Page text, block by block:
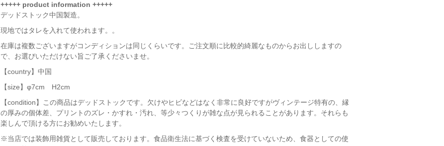
+++++ product information +++++
デッドストック中国製造。
現地ではタレを入れて使われます。。
在庫は複数ございますがコンディションは同じくらいです。ご注文順に比較的綺麗なものからお出ししますの
で、お選びいただけない旨ご了承くださいませ。
【country】中国
【size】φ7cm H2cm
【condition】この商品はデッドストックです。欠けやヒビなどはなく非常に良好ですがヴィンテージ特有の、縁
の厚みの個体差、プリントのズレ・かすれ・汚れ、等少々つくりが雑な点が見られることがあります。それらも
楽しんで頂ける方にお勧めいたします。
※当店では装飾用雑貨として販売しております。食品衛生法に基づく検査を受けていないため、食器としての使